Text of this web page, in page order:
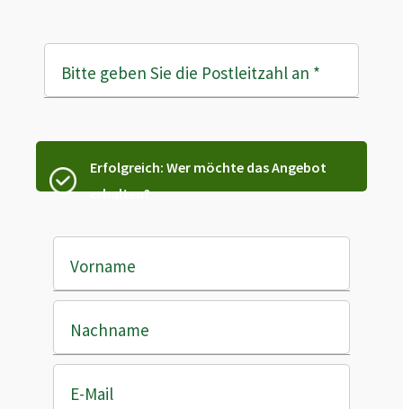
Bitte geben Sie die Postleitzahl an *
Erfolgreich: Wer möchte das Angebot
erhalten?
Vorname
Nachname
E-Mail